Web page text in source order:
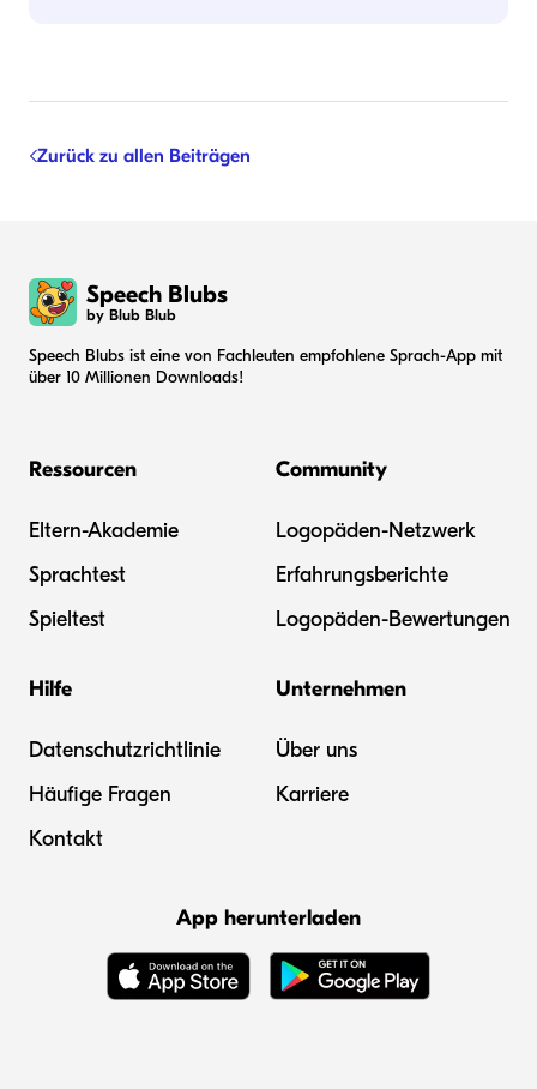
Zurück zu allen Beiträgen
Speech Blubs
by Blub Blub
Speech Blubs ist eine von Fachleuten empfohlene Sprach-App mit
über 10 Millionen Downloads!
Ressourcen
Eltern-Akademie
Sprachtest
Spieltest
Community
Logopäden-Netzwerk
Erfahrungsberichte
Logopäden-Bewertungen
Hilfe
Datenschutzrichtlinie
Häufige Fragen
Kontakt
Unternehmen
Über uns
Karriere
App herunterladen